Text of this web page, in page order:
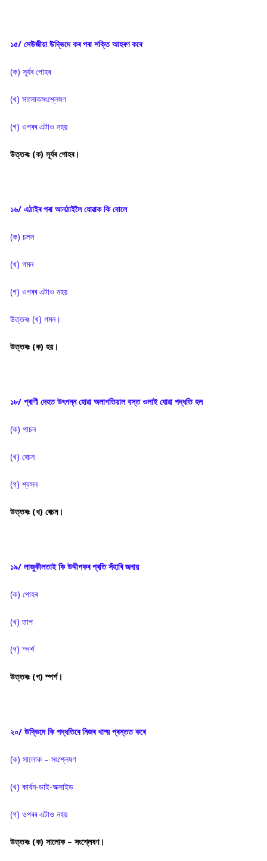
১৫/ সেউজীয়া উদ্ভিদে কৰ পৰা শক্তি আহৰণ কৰে
(ক) সূৰ্যৰ পোহৰ
(খ) সালোকসংশ্লেষণ
(গ) ওপৰৰ এটাও নহয়
উত্তৰঃ (ক) সূৰ্যৰ পোহৰ।
১৬/ এঠাইৰ পৰা আনঠাইলৈ যোৱাক কি বোলে
(ক) চলন
(খ) গমন
(গ) ওপৰৰ এটাও নহয়
উত্তৰঃ (খ) গমন।
উত্তৰঃ (ক) হয়।
১৮/ প্ৰাণী দেহত উৎপন্ন হোৱা অলাগতিয়াল বস্ত ওলাই যোৱা পদ্ধতি হল
(ক) পাচন
(খ) ৰেচন
(গ) শ্বসন
উত্তৰঃ (খ) ৰেচন।
১৯/ লাজুকীলতাই কি উদ্দীপকৰ প্ৰতি সঁহাৰি জনায়
(ক) পোহৰ
(খ) তাপ
(গ) স্পৰ্শ
উত্তৰঃ (গ) স্পৰ্শ।
২০/ উদ্ভিদে কি পদ্ধতিৰে নিজৰ খাদ্য় প্ৰস্তত কৰে
(ক) সালোক – সংশ্লেষণ
(খ) কাৰ্বন-ডাই-অক্সাইড
(গ) ওপৰৰ এটাও নহয়
উত্তৰঃ (ক) সালোক – সংশ্লেষণ।